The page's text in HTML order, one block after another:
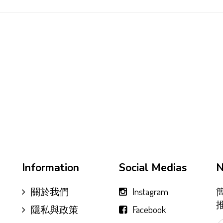
Information
關於我們
隱私與政策
Social Medias
Instagram
Facebook